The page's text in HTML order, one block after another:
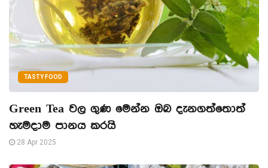
TASTY FOOD
Green Tea වල ගුණ මෙන්න ඔබ දැනගත්තොත්
හැමදාම පානය කරයි
28 Apr 2025